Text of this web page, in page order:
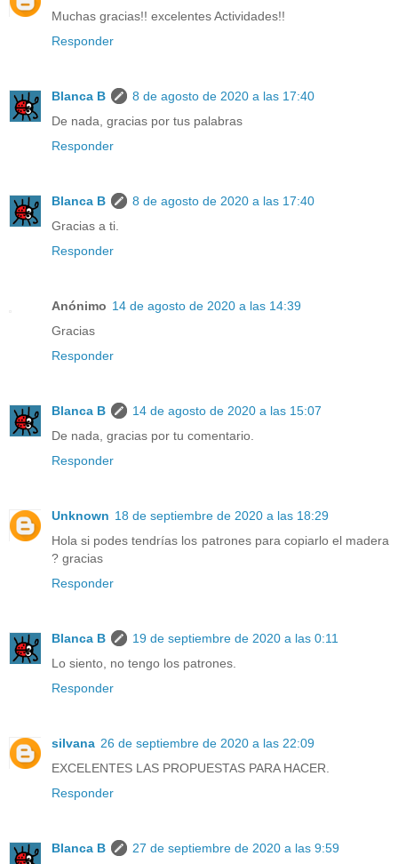
Muchas gracias!! excelentes Actividades!!
Responder
Blanca B
8 de agosto de 2020 a las 17:40
De nada, gracias por tus palabras
Responder
Blanca B
8 de agosto de 2020 a las 17:40
Gracias a ti.
Responder
Anónimo 14 de agosto de 2020 a las 14:39
Gracias
Responder
Blanca B
14 de agosto de 2020 a las 15:07
De nada, gracias por tu comentario.
Responder
Unknown 18 de septiembre de 2020 a las 18:29
Hola si podes tendrías los patrones para copiarlo el madera
? gracias
Responder
Blanca B
19 de septiembre de 2020 a las 0:11
Lo siento, no tengo los patrones.
Responder
silvana 26 de septiembre de 2020 a las 22:09
EXCELENTES LAS PROPUESTAS PARA HACER.
Responder
Blanca B 27 de septiembre de 2020 a las 9:59